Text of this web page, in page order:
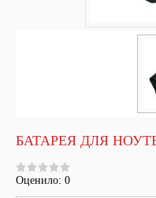
БАТАРЕЯ ДЛЯ
Оценило: 0